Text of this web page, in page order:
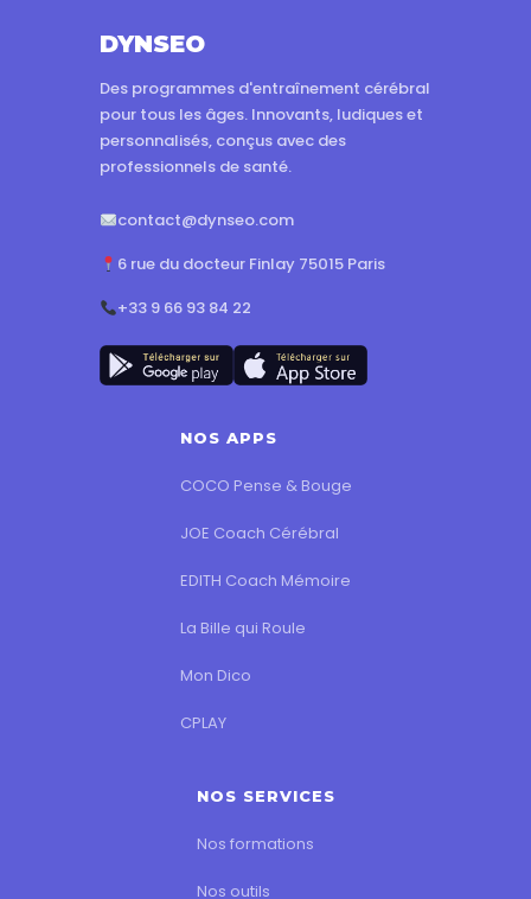
DYNSEO
Des programmes d'entraînement cérébral
pour tous les âges. Innovants, ludiques et
personnalisés, conçus avec des
professionnels de santé.
contact@dynseo.com
6 rue du docteur Finlay 75015 Paris
+33 9 66 93 84 22
NOS APPS
COCO Pense & Bouge
JOE Coach Cérébral
EDITH Coach Mémoire
La Bille qui Roule
Mon Dico
CPLAY
NOS SERVICES
Nos formations
Nos outils